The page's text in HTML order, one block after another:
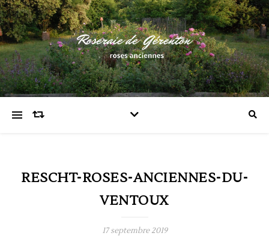
RESCHT-ROSES-ANCIENNES-DU-
VENTOUX
17 septembre 2019